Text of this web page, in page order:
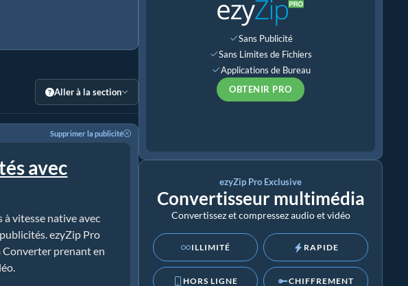
Aller à la section
Supprimer la publicité
avec
à vitesse native avec
ezyZip Pro
prenant en
Sans Publicité
Sans Limites de Fichiers
Applications de Bureau
OBTENIR PRO
ezyZip Pro Exclusive
Convertisseur multimédia
Convertissez et compressez audio et vidéo
ILLIMITÉ RAPIDE
HORS LIGNE CHIFFREMENT